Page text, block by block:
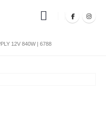
12V 840W | 6788